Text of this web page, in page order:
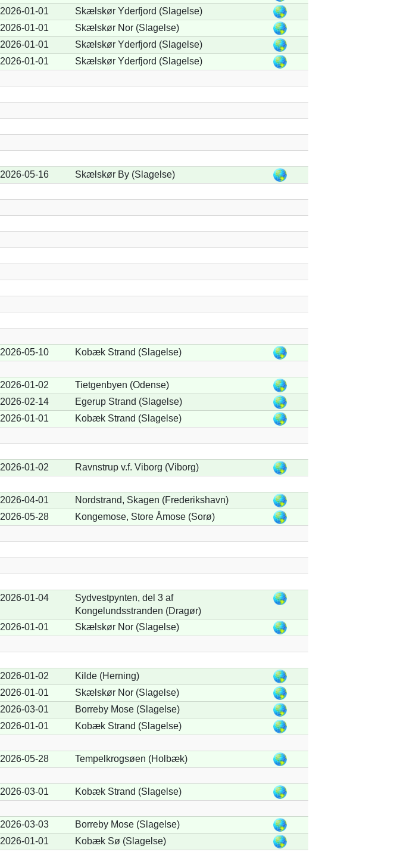
2026-01-01
Skælskør Yderfjord (Slagelse)
2026-01-01
Skælskør Nor (Slagelse)
2026-01-01
Skælskør Yderfjord (Slagelse)
2026-01-01
Skælskør Yderfjord (Slagelse)
2026-05-16
Skælskør By (Slagelse)
2026-05-10
Kobæk Strand (Slagelse)
2026-01-02
Tietgenbyen (Odense)
2026-02-14
Egerup Strand (Slagelse)
2026-01-01
Kobæk Strand (Slagelse)
2026-01-02
Ravnstrup v.f. Viborg (Viborg)
2026-04-01
Nordstrand, Skagen (Frederikshavn)
2026-05-28
Kongemose, Store Åmose (Sorø)
2026-01-04
Sydvestpynten, del 3 af
Kongelundsstranden (Dragør)
2026-01-01
Skælskør Nor (Slagelse)
2026-01-02
Kilde (Herning)
2026-01-01
Skælskør Nor (Slagelse)
2026-03-01
Borreby Mose (Slagelse)
2026-01-01
Kobæk Strand (Slagelse)
2026-05-28
Tempelkrogsøen (Holbæk)
2026-03-01
Kobæk Strand (Slagelse)
2026-03-03
Borreby Mose (Slagelse)
2026-01-01
Kobæk Sø (Slagelse)